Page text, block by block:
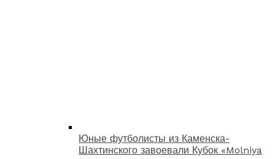
Юные футболисты из Каменска-
Шахтинского завоевали Кубок «Molniya